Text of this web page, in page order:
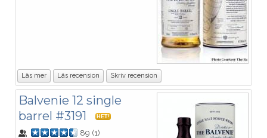
Läs mer Läs recension Skriv recension
Balvenie 12 single
barrel #3191
HET!
89 (1)